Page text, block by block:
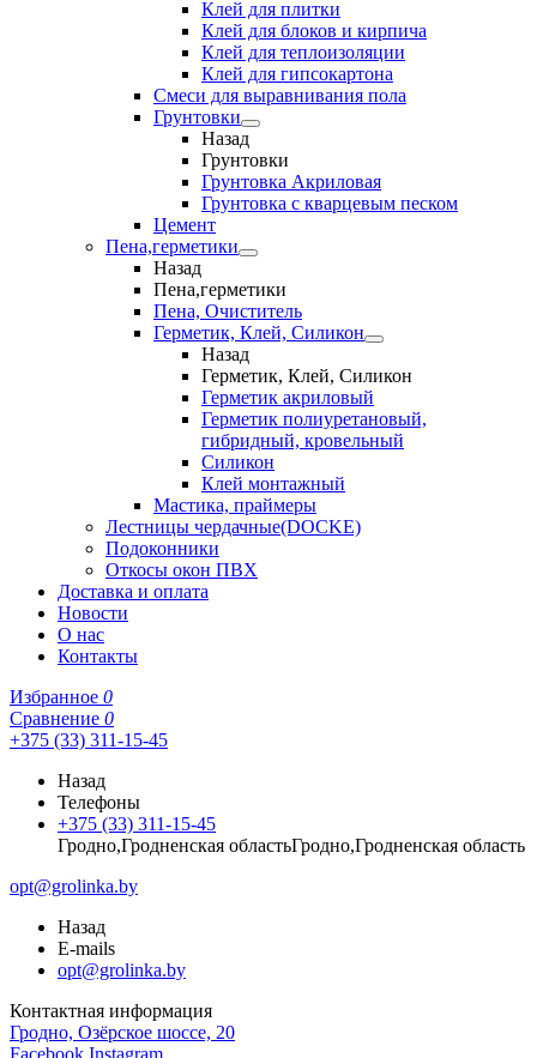
Клей для плитки
Клей для блоков и кирпича
Клей для теплоизоляции
Клей для гипсокартона
Смеси для выравнивания пола
Грунтовки
Назад
Грунтовки
Грунтовка Акриловая
Грунтовка с кварцевым песком
Цемент
Пена,герметики
Назад
Пена,герметики
Пена, Очиститель
Герметик, Клей, Силикон
Назад
Герметик, Клей, Силикон
Герметик акриловый
Герметик полиуретановый,
гибридный, кровельный
Силикон
Клей монтажный
Мастика, праймеры
Лестницы чердачные(DOCKE)
Подоконники
Откосы окон ПВХ
Доставка и оплата
Новости
О нас
Контакты
Избранное 0
Сравнение 0
+375 (33) 311-15-45
Назад
Телефоны
+375 (33) 311-15-45
Гродно,Гродненская областьГродно,Гродненская область
opt@grolinka.by
Назад
E-mails
opt@grolinka.by
Контактная информация
Гродно, Озёрское шоссе, 20
Facebook Instagram